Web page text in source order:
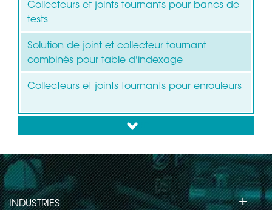
Collecteurs et joints tournants pour bancs de
tests
Solution de joint et collecteur tournant
combinés pour table d'indexage
Collecteurs et joints tournants pour enrouleurs
down
INDUSTRIES +